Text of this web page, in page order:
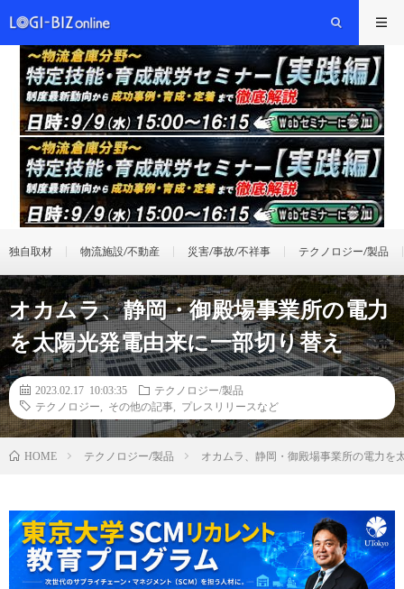
独自取材 物流施設/不動産 災害/事故/不祥事 テクノロジー/製品
オカムラ、静岡・御殿場事業所の電力
を太陽光発電由来に一部切り替え
2023.02.17 10:03:35
テクノロジー/製品
テクノロジー
その他の記事 プレスリリースなど
HOME テクノロジー/製品 オカムラ、静岡・御殿場事業所の電力を